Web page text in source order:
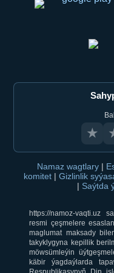
★
Namaz wagtlary |
komitet | Gizlinlik
| Saýtda
https://namoz-vaqti.uz
resmi çeşmelere
maglumat maksady
takyklygyna kepillik
möwsümleýin
käbir ýagdaýlarda